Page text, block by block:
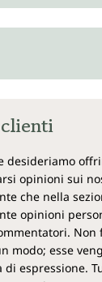
per
Cina il
segreta per la
è
alleato nei
con
rosso
in varie forme:
spezia,
simili a
all'erba
a cinque
desideriamo
opinioni sui
che nella
opinioni
Non
modo; esse
espressione.